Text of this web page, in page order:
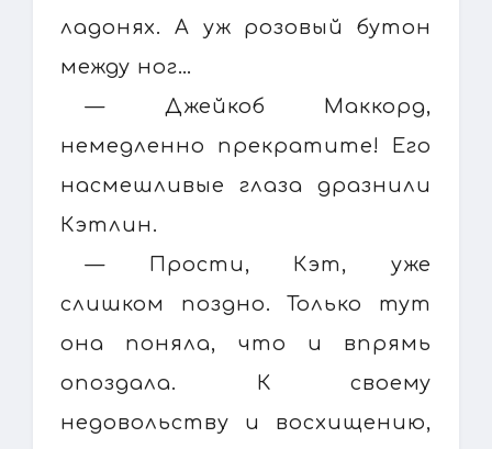
ладонях. А уж розовый бутон
между ног…
— Джейкоб Маккорд,
немедленно прекратите! Его
насмешливые глаза дразнили
Кэтлин.
— Прости, Кэт, уже
слишком поздно. Только тут
она поняла, что и впрямь
опоздала. К своему
недовольству и восхищению,